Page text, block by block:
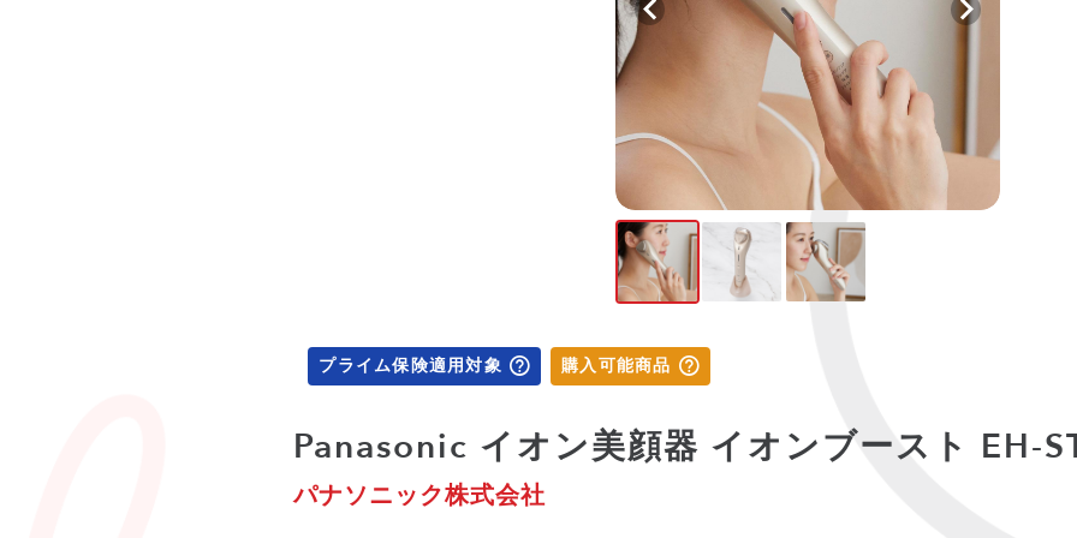
プライム保険適用対象 購入可能商品
Panasonic イオン美顔器 イオンブースト EH-
パナソニック株式会社